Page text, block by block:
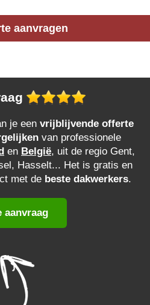
aanvragen
je een vrijblijvende offerte
van professionele
en België, uit de regio Gent,
Hasselt... Het is gratis en
met de beste dakwerkers.